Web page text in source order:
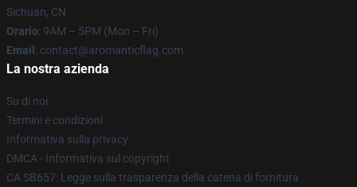
Sichuan, CN
Orario: 9AM – 5PM (Mon – Fri)
Email : contact@aromanticflag.com
La nostra azienda
Su di noi
Termini e condizioni
Informativa sulla privacy
DMCA - Informativa sul copyright
CA SB657: Legge sulla trasparenza della catena di fornitura